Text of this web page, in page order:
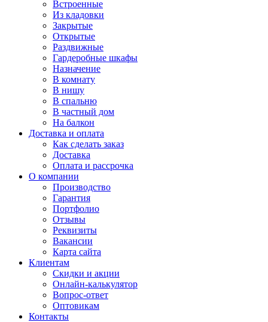
Встроенные
Из кладовки
Закрытые
Открытые
Раздвижные
Гардеробные шкафы
Назначение
В комнату
В нишу
В спальню
В частный дом
На балкон
Доставка и оплата
Как сделать заказ
Доставка
Оплата и рассрочка
О компании
Производство
Гарантия
Портфолио
Отзывы
Реквизиты
Вакансии
Карта сайта
Клиентам
Скидки и акции
Онлайн-калькулятор
Вопрос-ответ
Оптовикам
Контакты